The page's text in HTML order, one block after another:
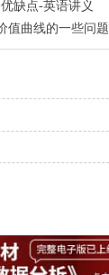
缺点-英语讲义
值曲线的一些问题